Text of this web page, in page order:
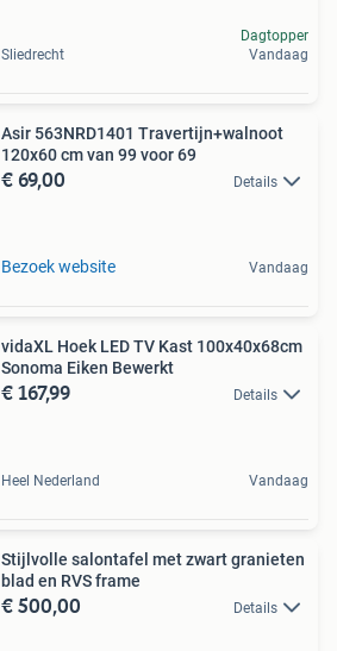
Sliedrecht
Dagtopper
Vandaag
Asir 563NRD1401 Travertijn+walnoot
120x60 cm van 99 voor 69
€ 69,00 Details
Bezoek website Vandaag
vidaXL Hoek LED TV Kast 100x40x68cm
Sonoma Eiken Bewerkt
€ 167,99 Details
Heel Nederland Vandaag
Stijlvolle salontafel met zwart granieten
blad en RVS frame
€ 500,00 Details